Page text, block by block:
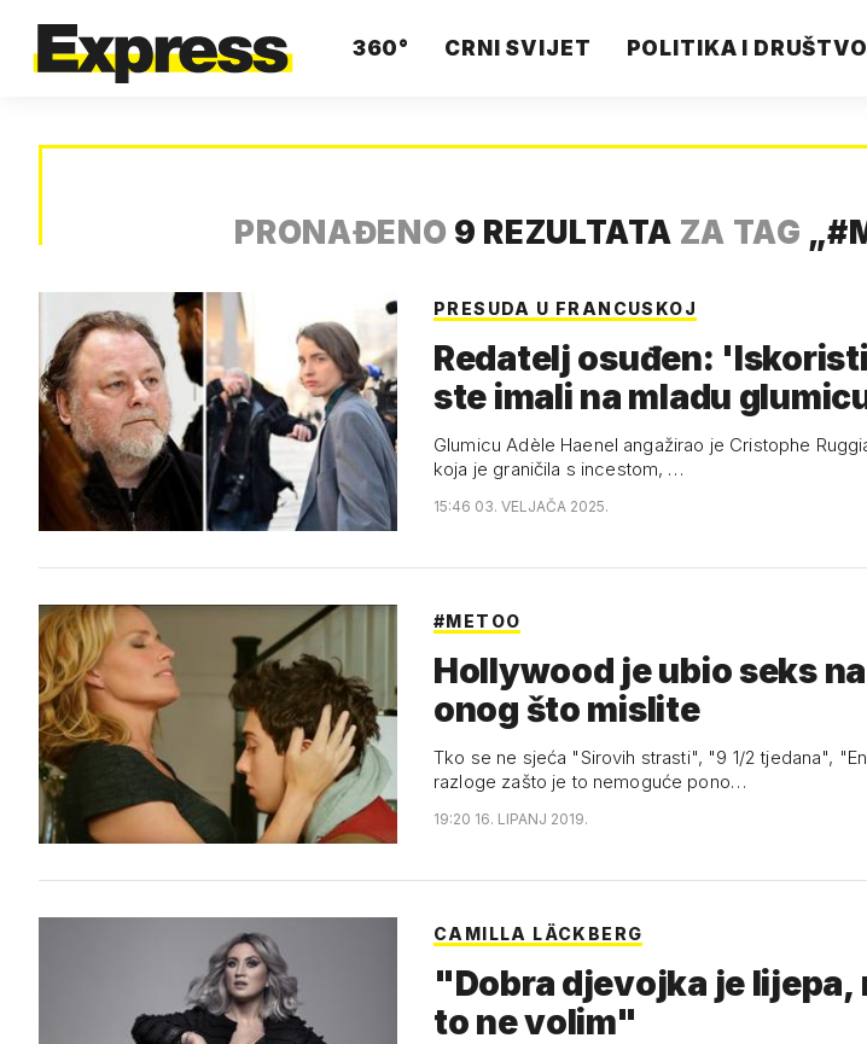
360° CRNI SVIJET POLITIKA I DRUŠTVO
PRONAĐENO 9 REZULTATA ZA TAG „
PRESUDA U FRANCUSKOJ
Redatelj osuđen:
ste imali na mladu
Glumicu Adèle Haenel angažirao je Cristophe
koja je graničila s incestom, …
15:46 03. VELJAČA 2025.
#METOO
Hollywood je ubio seks
onog što mislite
Tko se ne sjeća "Sirovih strasti", "9 1/2 tjedana",
razloge zašto je to nemoguće pono…
19:20 16. LIPANJ 2019.
CAMILLA LÄCKBERG
"Dobra djevojka je
to ne volim"